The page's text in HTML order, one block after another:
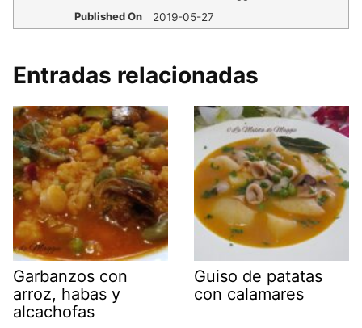
Published On
2019-05-27
Entradas relacionadas
Garbanzos con
arroz, habas y
alcachofas
Guiso de patatas
con calamares